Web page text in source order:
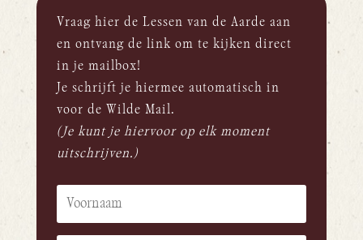
Vraag hier de Lessen van de Aarde aan
en ontvang de link om te kijken direct
in je mailbox!
Je schrijft je hiermee automatisch in
voor de Wilde Mail.
(Je kunt je hiervoor op elk moment
uitschrijven.)